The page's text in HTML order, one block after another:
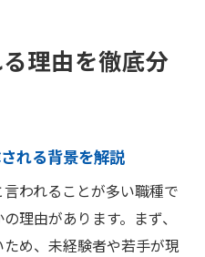
理由を徹底分
れる背景を解説
われることが多い職種で
理由があります。まず、
め、未経験者や若手が現